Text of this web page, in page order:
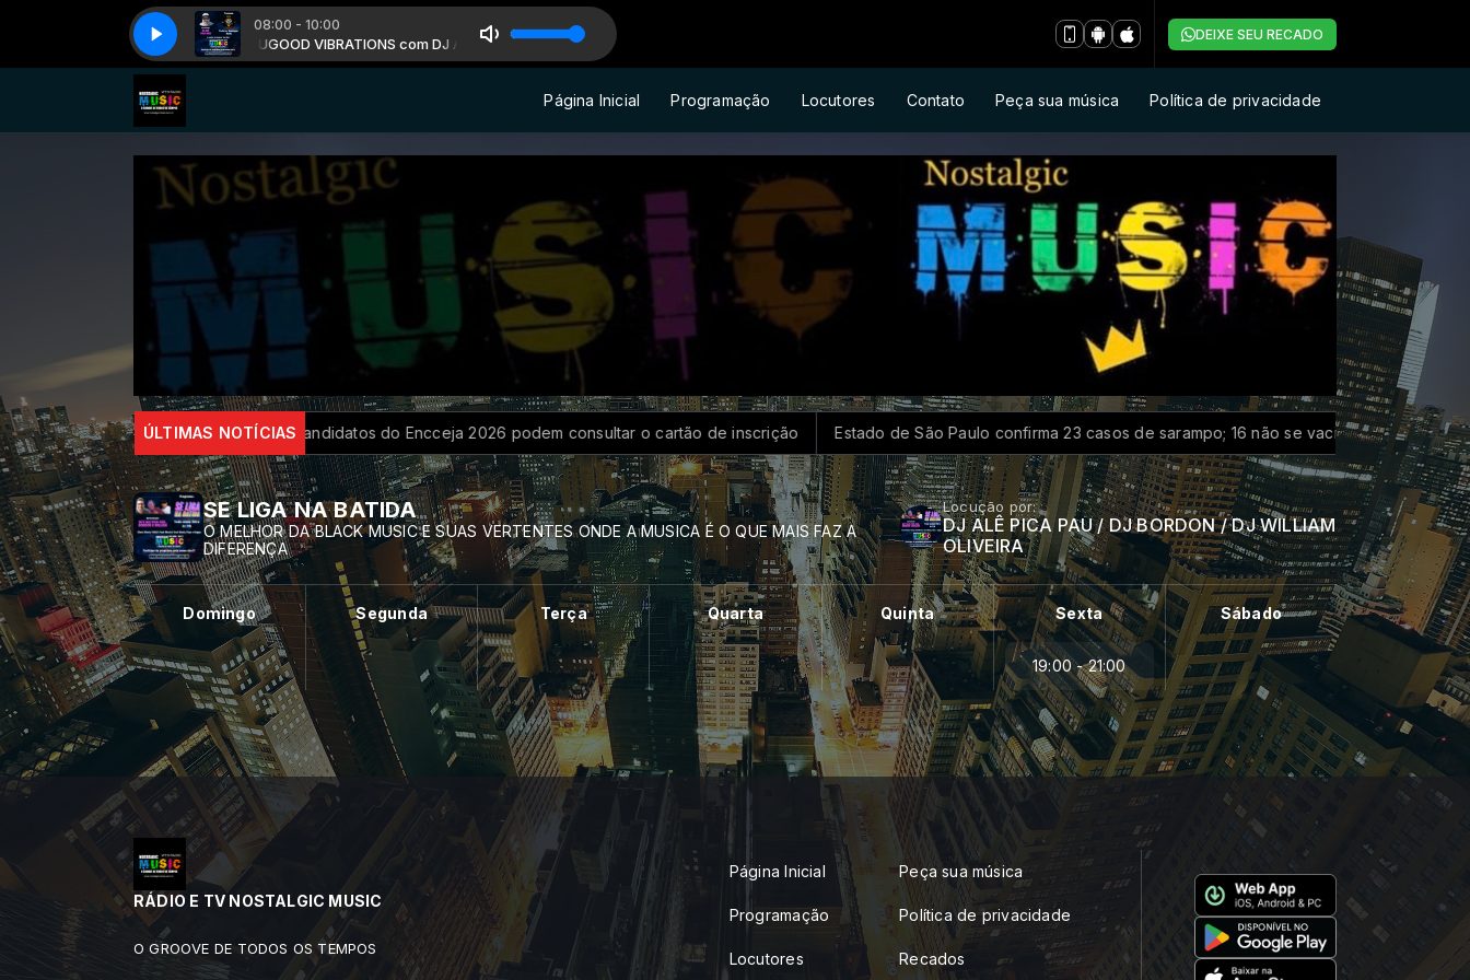
08:00 - 10:00
com DJ ALÊ PICA PAUGOOD VIBRATIONS com DJ ALÊ PICA PAU
DEIXE SEU RECADO
Página Inicial Programação Locutores Contato Peça sua música Política de privacidade
ÚLTIMAS NOTÍCIAS
plataforma Discord Candidatos do Encceja 2026 podem consultar o cartão de inscrição Estado de São Paulo confirma 23 casos de sarampo; 16 não se vacinaram “Super El
SE LIGA NA BATIDA
O MELHOR DA BLACK MUSIC E SUAS VERTENTES ONDE A MUSICA É O QUE MAIS FAZ A
DIFERENÇA
Locução por:
DJ ALÊ PICA PAU / DJ BORDON / DJ WILLIAM
OLIVEIRA
Domingo Segunda Terça Quarta Quinta Sexta
19:00 - 21:00
Sábado
RÁDIO E TV NOSTALGIC MUSIC
O GROOVE DE TODOS OS TEMPOS
Página Inicial
Programação
Locutores
Peça sua música
Política de privacidade
Recados